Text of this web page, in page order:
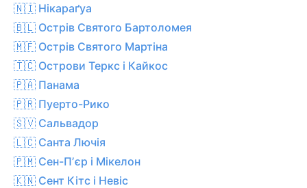
🇳🇮 Нікараґуа
🇧🇱 Острів Святого Бартоломея
🇲🇫 Острів Святого Мартіна
🇹🇨 Острови Теркс і Кайкос
🇵🇦 Панама
🇵🇷 Пуерто-Рико
🇸🇻 Сальвадор
🇱🇨 Санта Лючія
🇵🇲 Сен-Пʼєр і Мікелон
🇰🇳 Сент Кітс і Невіс